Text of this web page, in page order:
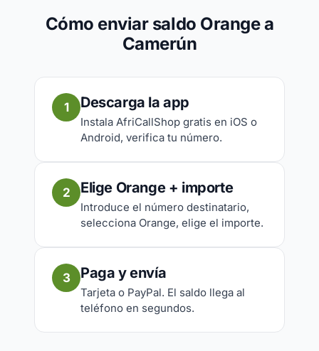
Cómo enviar saldo Orange a
Camerún
1 Descarga la app
Instala AfriCallShop gratis en iOS o
Android, verifica tu número.
2 Elige Orange + importe
Introduce el número destinatario,
selecciona Orange, elige el importe.
3 Paga y envía
Tarjeta o PayPal. El saldo llega al
teléfono en segundos.